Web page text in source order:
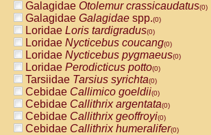
Galagidae Otolemur crassicaudatus(0)
Galagidae Galagidae spp.(0)
Loridae Loris tardigradus(0)
Loridae Nycticebus coucang(0)
Loridae Nycticebus pygmaeus(0)
Loridae Perodicticus potto(0)
Tarsiidae Tarsius syrichta(0)
Cebidae Callimico goeldii(0)
Cebidae Callithrix argentata(0)
Cebidae Callithrix geoffroyi(0)
Cebidae Callithrix humeralifer(0)